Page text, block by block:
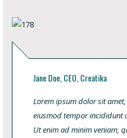
Jane Doe, CEO, Creatika
Lorem ipsum dolor sit
eiusmod tempor incididunt
Ut enim ad minim veniam,